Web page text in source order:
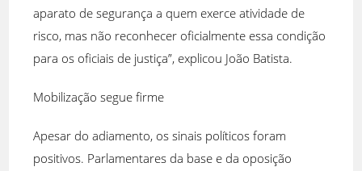
aparato de segurança a quem exerce atividade de
risco, mas não reconhecer oficialmente essa condição
para os oficiais de justiça”, explicou João Batista.
Mobilização segue firme
Apesar do adiamento, os sinais políticos foram
positivos. Parlamentares da base e da oposição